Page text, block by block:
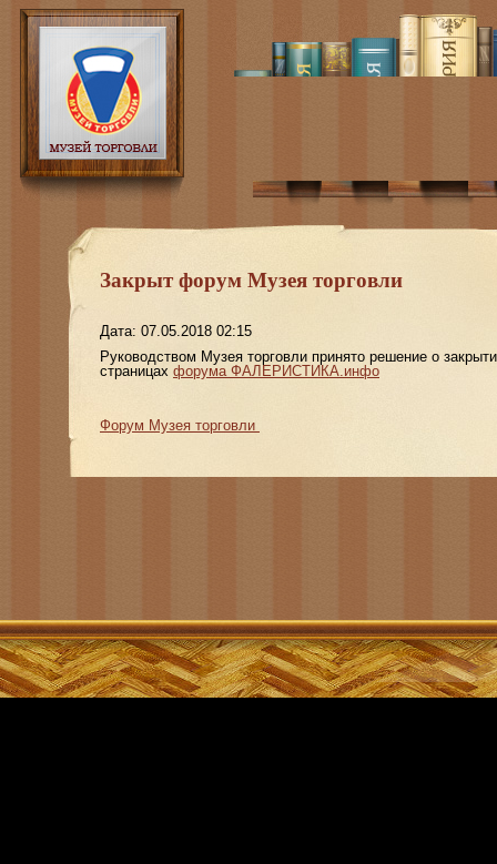
Закрыт форум Музея торговли
Дата: 07.05.2018 02:15
Руководством Музея торговли принято решение о
страницах форума ФАЛЕРИСТИКА.инфо
Форум Музея торговли